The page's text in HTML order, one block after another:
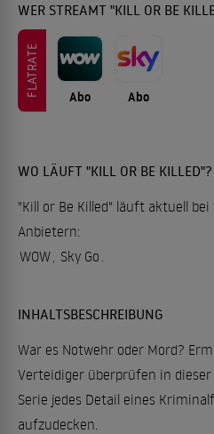
WER STREAMT "KILL OR BE
FLATRATE Abo Abo
WO LÄUFT "KILL OR BE KILLED"?
"Kill or Be Killed" läuft aktuell
Anbietern:
WOW Sky Go
INHALTSBESCHREIBUNG
War es Notwehr oder Mord?
Verteidiger überprüfen in
Serie jedes Detail eines
aufzudecken.